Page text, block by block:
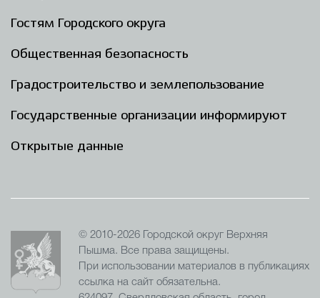
Гостям Городского округа
Общественная безопасность
Градостроительство и землепользование
Государственные организации информируют
Открытые данные
© 2010-2026 Городской округ Верхняя
Пышма. Все права защищены.
При использовании материалов в публикациях
ссылка на сайт обязательна.